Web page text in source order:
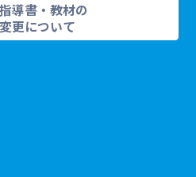
導書・教材の
更について